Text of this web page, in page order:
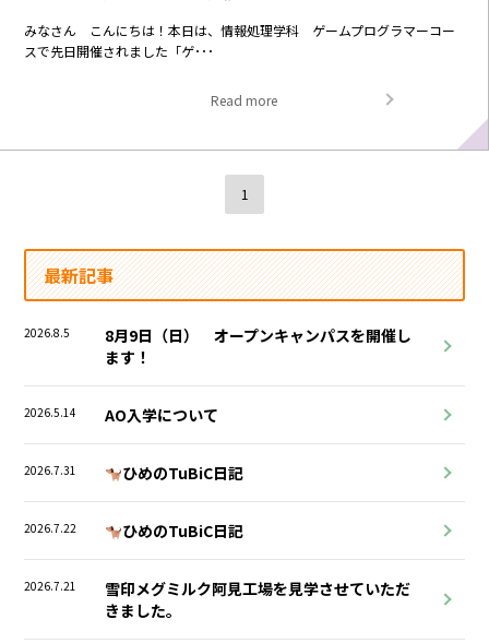
みなさん こんにちは！本日は、情報処理学科 ゲームプログラマーコー
スで先日開催されました「ゲ･･･
Read more
1
最新記事
2026.8.5
8月9日（日） オープンキャンパスを開催し
ます！
2026.5.14 AO入学について
2026.7.31 ひめのTuBiC日記
2026.7.22 ひめのTuBiC日記
2026.7.21
雪印メグミルク阿見工場を見学させていただ
きました。